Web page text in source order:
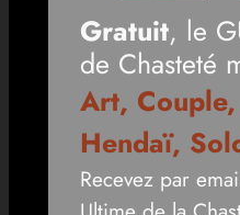
Gratuit, le
de Chasteté
Art,
Hendaï,
Recevez par